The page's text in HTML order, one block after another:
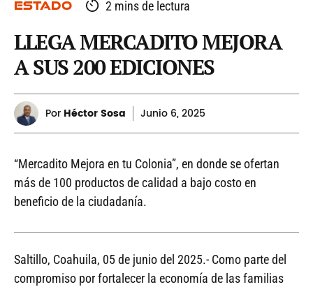
ESTADO 2 mins de lectura
LLEGA MERCADITO MEJORA
A SUS 200 EDICIONES
Por Héctor Sosa Junio 6, 2025
“Mercadito Mejora en tu Colonia”, en donde se ofertan
más de 100 productos de calidad a bajo costo en
beneficio de la ciudadanía.
Saltillo, Coahuila, 05 de junio del 2025.- Como parte del
compromiso por fortalecer la economía de las familias